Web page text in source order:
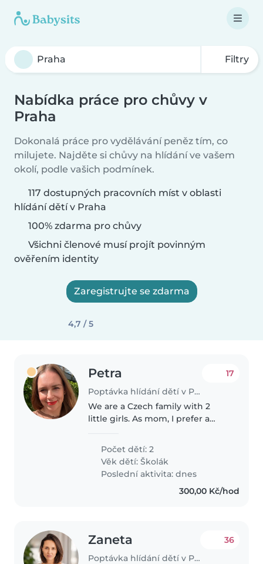
Filtry
Nabídka práce pro chůvy v
Praha
Dokonalá práce pro vydělávání peněz tím, co
milujete. Najděte si chůvy na hlídání ve vašem
okolí, podle vašich podmínek.
117 dostupných pracovních míst v oblasti
hlídání dětí v Praha
100% zdarma pro chůvy
Všichni členové musí projít povinným
ověřením identity
Zaregistrujte se zdarma
4,7 / 5
Petra
Poptávka hlídání dětí v Praha
17
We are a Czech family with 2
little girls. As mom, I prefer a
direct communication (with an
overall balanced attitude:)) I am
looking for someone to..
Počet dětí: 2
Věk dětí:Školák
Poslední aktivita: dnes
300,00 Kč/hod
Zaneta
Poptávka hlídání dětí v Praha
36